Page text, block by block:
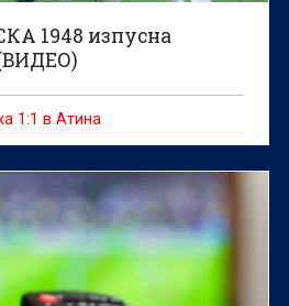
1948 изпусна
1:1 в Атина